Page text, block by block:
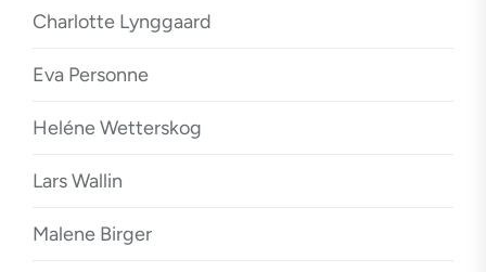
Charlotte Lynggaard
Eva Personne
Heléne Wetterskog
Lars Wallin
Malene Birger